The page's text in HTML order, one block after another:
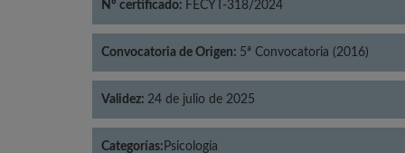
Nº certificado: FECYT-318/2024
Convocatoria de Origen: 5ª Convocatoria (2016)
Validez: 24 de julio de 2025
Categorías: Psicología